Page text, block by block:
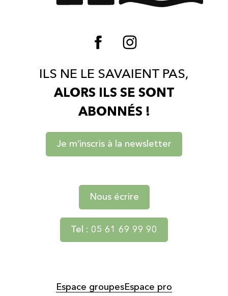
ILS NE LE SAVAIENT PAS,
ALORS ILS SE SONT
ABONNÉS !
Je m’inscris à la newsletter
Nous écrire
Tel : 05 61 69 99 90
Espace groupesEspace pro